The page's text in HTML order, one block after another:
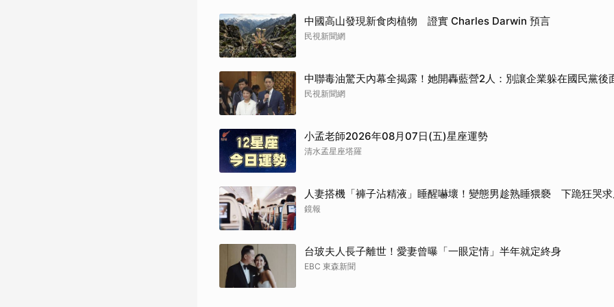
中國高山發現新食肉植物 證實 Charles Darwin 預言
民視新聞網
中聯毒油驚天內幕全揭露！她開轟藍營2人：別讓企業躲在國民黨後
民視新聞網
小孟老師2026年08月07日(五)星座運勢
清水孟星座塔羅
人妻搭機「褲子沾精液」睡醒嚇壞！變態男趁熟睡猥褻 下跪狂哭
鏡報
台玻夫人長子離世！愛妻曾曝「一眼定情」半年就定終身
EBC 東森新聞